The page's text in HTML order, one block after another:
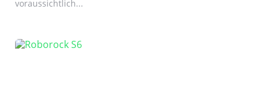
voraussichtlich...